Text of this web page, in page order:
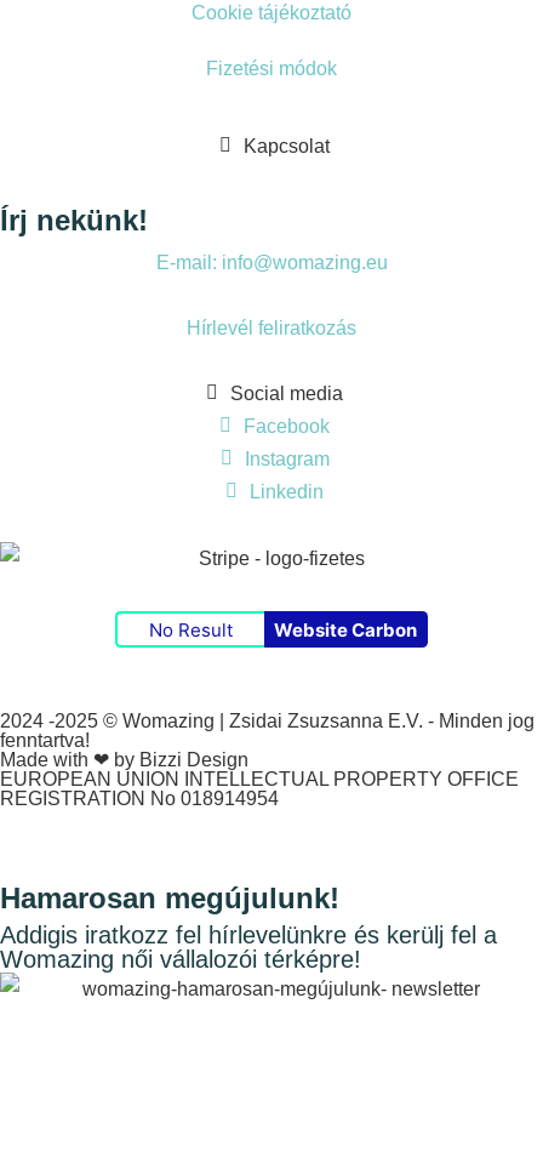
Cookie tájékoztató
Fizetési módok
Kapcsolat
Írj nekünk!
E-mail: info@womazing.eu
Hírlevél feliratkozás
Social media
Facebook
Instagram
Linkedin
No Result Website Carbon
2024 -2025 © Womazing | Zsidai Zsuzsanna E.V. - Minden jog
fenntartva!
Made with ❤ by Bizzi Design
EUROPEAN UNION INTELLECTUAL PROPERTY OFFICE
REGISTRATION No 018914954
Hamarosan megújulunk!
Addigis iratkozz fel hírlevelünkre és kerülj fel a
Womazing női vállalozói térképre!